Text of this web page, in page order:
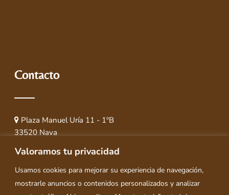
Valoramos tu privacidad
Usamos cookies para mejorar su experiencia de navegación,
mostrarle anuncios o contenidos personalizados y analizar
Contacto
Plaza Manuel Uría 11 - 1ºB
33520 Nava
619 62 93 87
orviz@asesoriaorviz.com